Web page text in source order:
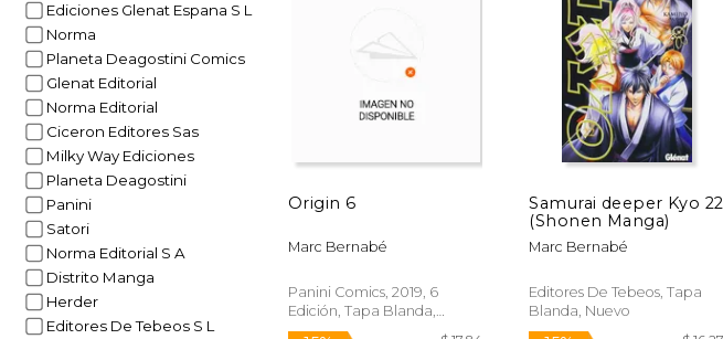
Ediciones Glenat Espana S L
Norma
Planeta Deagostini Comics
Glenat Editorial
Norma Editorial
Ciceron Editores Sas
Milky Way Ediciones
Planeta Deagostini
Panini
Satori
Norma Editorial S A
Distrito Manga
Herder
Editores De Tebeos S L
15%
dcto.
Origin 6
Marc Bernabé
Panini Comics, 2019, 6
Edición, Tapa Blanda,
Nuevo
Samurai deeper Kyo 22
(Shonen Manga)
Marc Bernabé
Editores De Tebeos, Tapa
Blanda, Nuevo